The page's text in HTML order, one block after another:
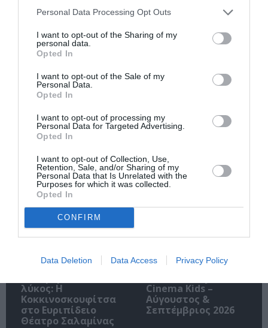
Personal Data Processing Opt Outs
I want to opt-out of the Sharing of my
personal data.
Opted In
I want to opt-out of the Sale of my
Personal Data.
Opted In
I want to opt-out of processing my
Personal Data for Targeted Advertising.
Opted In
I want to opt-out of Collection, Use,
Retention, Sale, and/or Sharing of my
Personal Data that Is Unrelated with the
Purposes for which it was collected.
Opted In
CONFIRM
Data Deletion Data Access Privacy Policy
Τα Στενά
Παπούτσια, της
Ζωρζ Σαρή σε
σκηνοθεσία
Καλογιάννη στον
Κινηματογράφο
Αθηναία
Ο Ψαράς ο
Ποσειδώνας & η
Αόρατη Γοργόνα,
Καφαντόγια στη
Σαρωνίδα
λύκος: Η
Κοκκινοσκουφίτσα
στο Ευριπίδειο
Θέατρο Σαλαμίνας
Cinema Kids –
Αύγουστος &
Σεπτέμβριος 2026